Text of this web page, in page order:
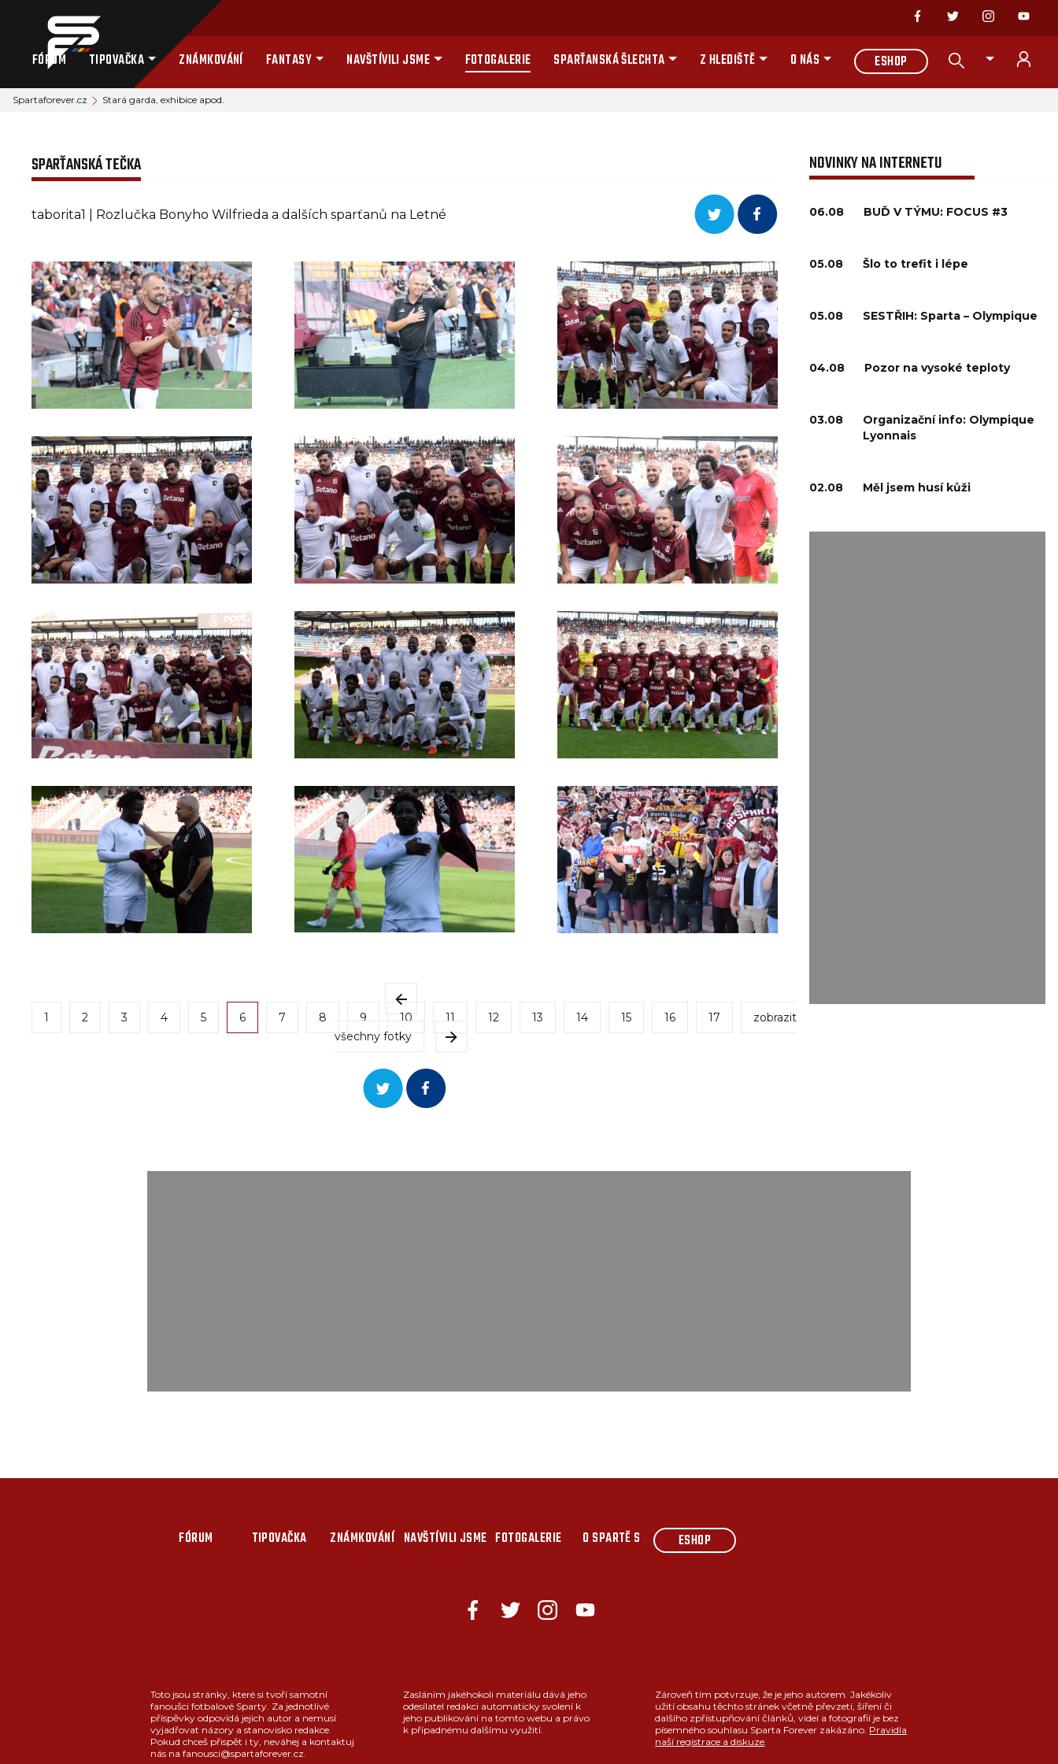
FÓRUM TIPOVAČKA ZNÁMKOVÁNÍ FANTASY NAVŠTÍVILI JSME FOTOGALERIE SPARŤANSKÁ ŠLECHTA Z HLEDIŠTĚ O NÁS ESHOP
Spartaforever.cz Stará garda, exhibice apod.
SPARŤANSKÁ TEČKA
taborita1 | Rozlučka Bonyho Wilfrieda a dalších sparťanů na Letné
1 2 3 4 5 6 7 8 9 10 11 12 13 14 15 16 17
zobrazit
všechny fotky
NOVINKY NA INTERNETU
06.08 BUĎ V TÝMU: FOCUS #3
05.08 Šlo to trefit i lépe
05.08 SESTŘIH: Sparta – Olympique
04.08 Pozor na vysoké teploty
03.08
Organizační info: Olympique
Lyonnais
02.08 Měl jsem husí kůži
FÓRUM TIPOVAČKA ZNÁMKOVÁNÍ NAVŠTÍVILI JSME FOTOGALERIE O SPARTĚ S ESHOP
Toto jsou stránky, které si tvoří samotní
fanoušci fotbalové Sparty. Za jednotlivé
příspěvky odpovídá jejich autor a nemusí
vyjadřovat názory a stanovisko redakce.
Pokud chceš přispět i ty, neváhej a kontaktuj
nás na fanousci@spartaforever.cz.
Zasláním jakéhokoli materiálu dává jeho
odesílatel redakci automaticky svolení k
jeho publikování na tomto webu a právo
k případnému dalšímu využití.
Zároveň tím potvrzuje, že je jeho autorem. Jakékoliv
užití obsahu těchto stránek včetně převzetí, šíření či
dalšího zpřístupňování článků, videí a fotografií je bez
písemného souhlasu Sparta Forever zakázáno. Pravidla
naší registrace a diskuze